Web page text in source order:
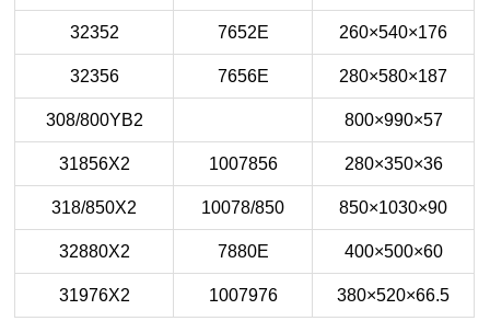
32352 7652E 260×540×176
32356 7656E 280×580×187
308/800YB2 800×990×57
31856X2 1007856 280×350×36
318/850X2 10078/850 850×1030×90
32880X2 7880E 400×500×60
31976X2 1007976 380×520×66.5